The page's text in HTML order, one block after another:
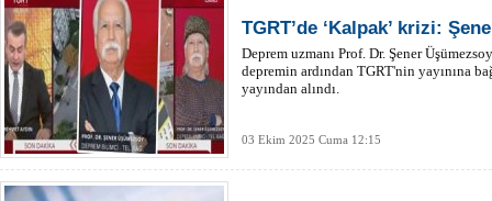
TGRT’de ‘Kalpak’ krizi:
Deprem uzmanı Prof. Dr. Şener
depremin ardından TGRT'nin yayınına
yayından alındı.
03 Ekim 2025 Cuma 12:15